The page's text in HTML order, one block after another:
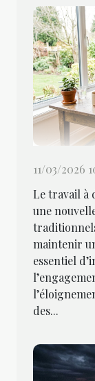
11/03/2026
Le travail à
une
maintenir
essentiel
des...